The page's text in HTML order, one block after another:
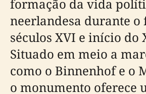
formação da vida
neerlandesa durante o
séculos XVI e início do
Situado em meio a
como o Binnenhof e o
o monumento oferece